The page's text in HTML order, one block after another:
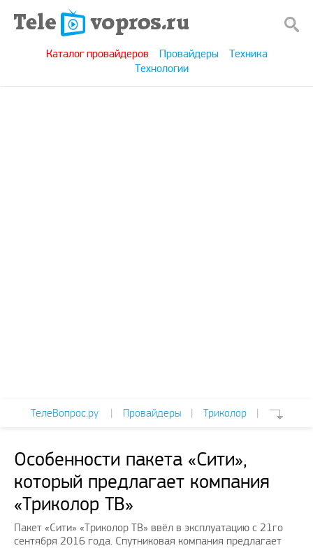
Каталог провайдеров Провайдеры
Техника
Технологии
ТелеВопрос.ру | Провайдеры | Триколор |
Особенности пакета «Сити»,
который предлагает компания
«Триколор ТВ»
Пакет «Сити» «Триколор ТВ» ввёл в эксплуатацию с 21го
сентября 2016 года. Спутниковая компания предлагает